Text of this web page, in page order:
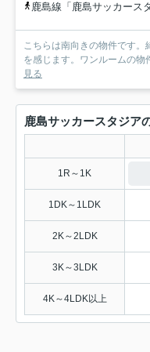
鹿島線「鹿島サッカース
こちらは南向きの物件です
を感じます。ワンルームの物
見る
鹿島サッカースタジア
1R～1K
1DK～1LDK
2K～2LDK
3K～3LDK
4K～4LDK以上